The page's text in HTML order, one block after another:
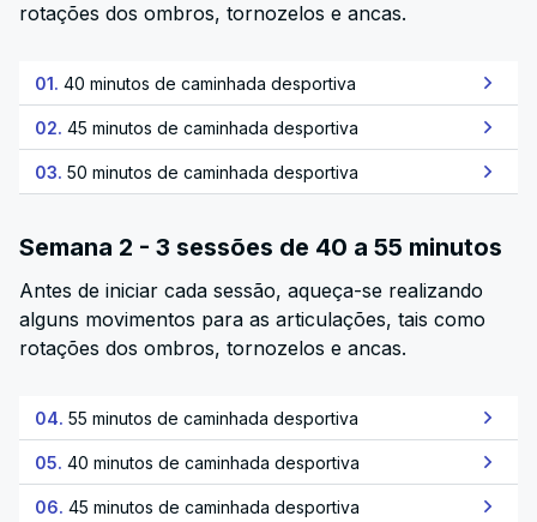
rotações dos ombros, tornozelos e ancas.
01. 40 minutos de caminhada desportiva
02. 45 minutos de caminhada desportiva
03. 50 minutos de caminhada desportiva
Semana 2 - 3 sessões de 40 a 55 minutos
Antes de iniciar cada sessão, aqueça-se realizando
alguns movimentos para as articulações, tais como
rotações dos ombros, tornozelos e ancas.
04. 55 minutos de caminhada desportiva
05. 40 minutos de caminhada desportiva
06. 45 minutos de caminhada desportiva